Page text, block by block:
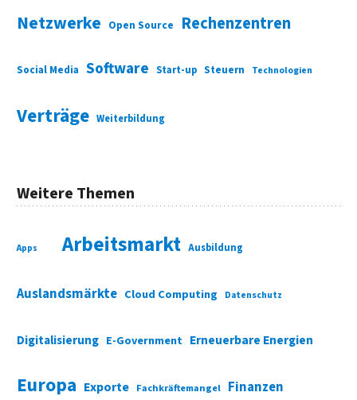
Netzwerke Open Source Rechenzentren
Social Media Software Start-up Steuern Technologien
Verträge Weiterbildung
Weitere Themen
Apps Arbeitsmarkt Ausbildung
Auslandsmärkte Cloud Computing Datenschutz
Digitalisierung E-Government Erneuerbare Energien
Europa Exporte Fachkräftemangel Finanzen